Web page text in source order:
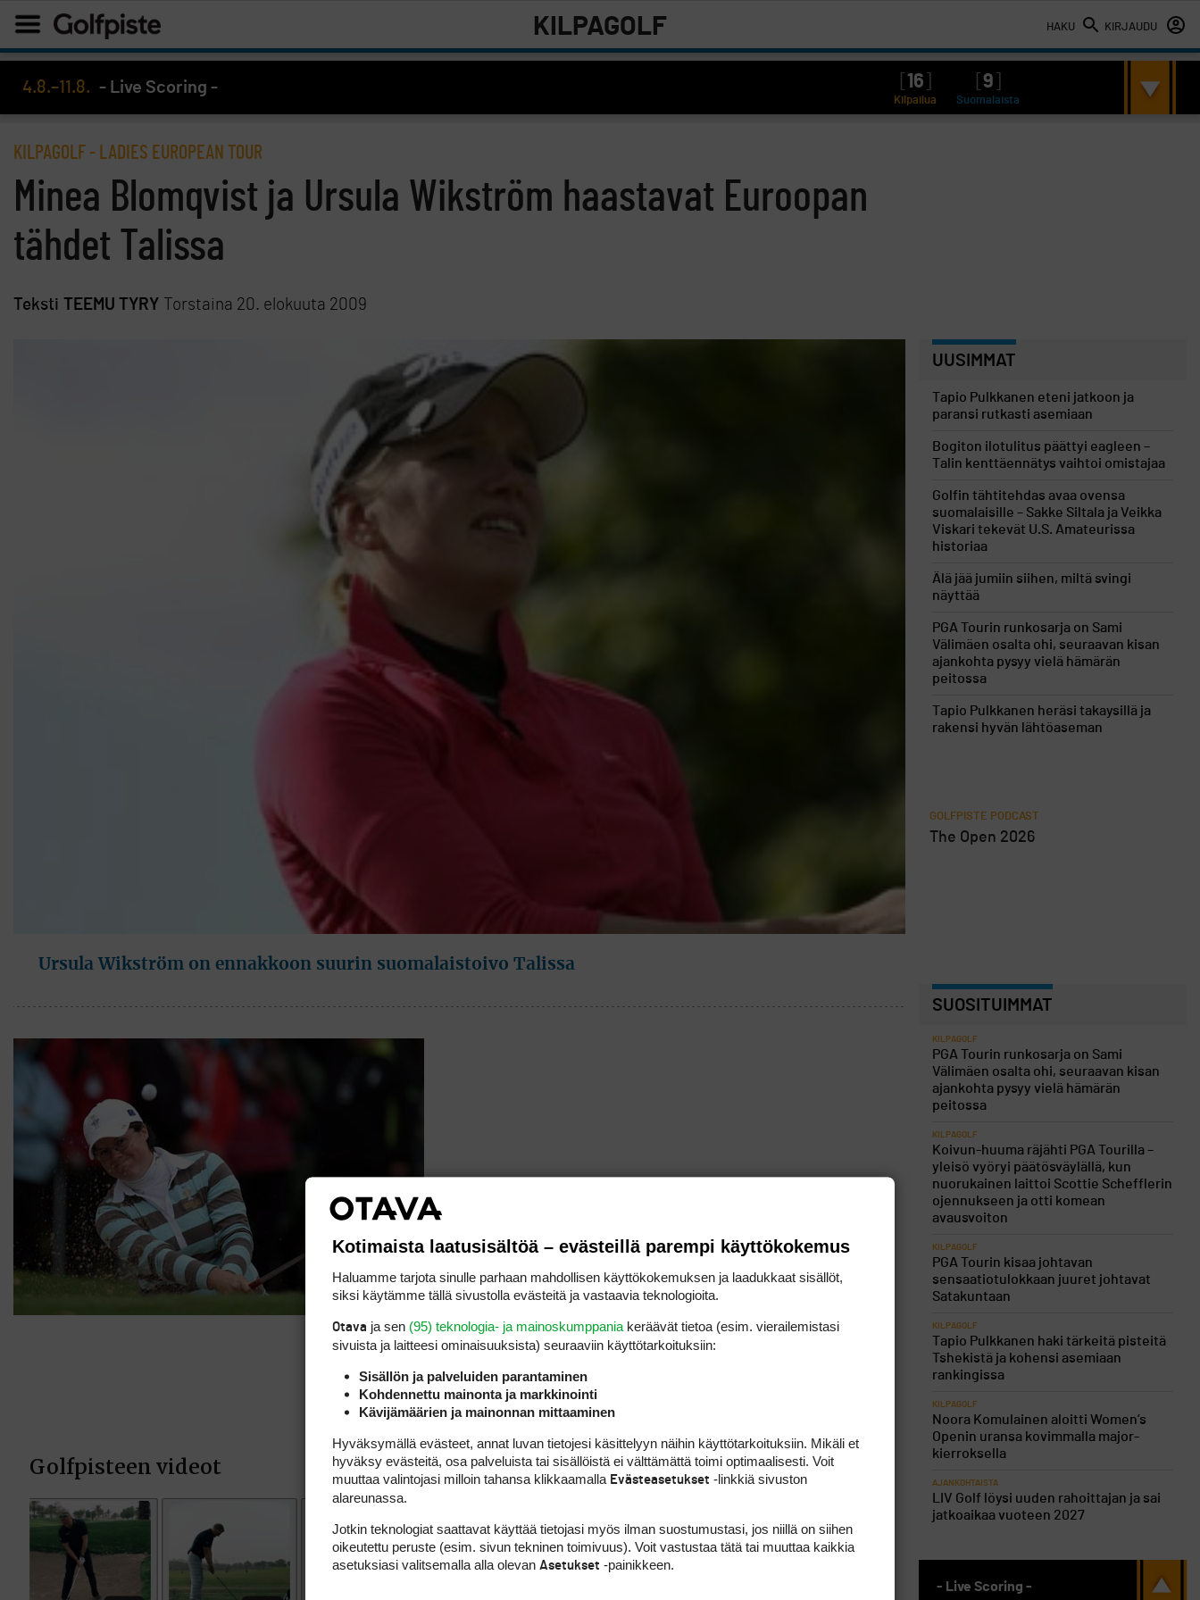
HAKU KIRJAUDU
KILPAGOLF
4.8.–11.8. - Live Scoring - 16 9
Kilpailua Suomalaista
KILPAGOLF - LADIES EUROPEAN TOUR
Minea Blomqvist ja Ursula Wikström haastavat Euroopan
tähdet Talissa
Teksti TEEMU TYRY Torstaina 20. elokuuta 2009
Ursula Wikström on ennakkoon suurin suomalaistoivo Talissa
UUSIMMAT
Tapio Pulkkanen eteni jatkoon ja
paransi rutkasti asemiaan
Bogiton ilotulitus päättyi eagleen –
Talin kenttäennätys vaihtoi omistajaa
Golfin tähtitehdas avaa ovensa
suomalaisille – Sakke Siltala ja Veikka
Viskari tekevät U.S. Amateurissa
historiaa
Älä jää jumiin siihen, miltä svingi
näyttää
PGA Tourin runkosarja on Sami
Välimäen osalta ohi, seuraavan kisan
ajankohta pysyy vielä hämärän
peitossa
Tapio Pulkkanen heräsi takaysillä ja
rakensi hyvän lähtöaseman
GOLFPISTE PODCAST
The Open 2026
SUOSITUIMMAT
KILPAGOLF
PGA Tourin runkosarja on Sami
Välimäen osalta ohi, seuraavan kisan
ajankohta pysyy vielä hämärän
peitossa
KILPAGOLF
Koivun-huuma räjähti PGA Tourilla –
yleisö vyöryi päätösväylällä, kun
nuorukainen laittoi Scottie Schefflerin
ojennukseen ja otti komean
avausvoiton
KILPAGOLF
PGA Tourin kisaa johtavan
sensaatiotulokkaan juuret johtavat
Satakuntaan
KILPAGOLF
Tapio Pulkkanen haki tärkeitä pisteitä
Tshekistä ja kohensi asemiaan
rankingissa
KILPAGOLF
Noora Komulainen aloitti Women’s
Openin uransa kovimmalla major-
kierroksella
AJANKOHTAISTA
LIV Golf löysi uuden rahoittajan ja sai
jatkoaikaa vuoteen 2027
- Live Scoring -
Kotimaista laatusisältöä – evästeillä parempi käyttökokemus
Haluamme tarjota sinulle parhaan mahdollisen käyttökokemuksen ja laadukkaat sisällöt,
siksi käytämme tällä sivustolla evästeitä ja vastaavia teknologioita.
Otava ja sen (95) teknologia- ja mainoskumppania keräävät tietoa (esim. vierailemis­tasi
sivuista ja laitteesi ominaisuuk­sista) seuraaviin käyttötarkoituksiin:
Sisällön ja palveluiden parantaminen
Kohdennettu mainonta ja markkinointi
Kävijämäärien ja mainonnan mittaaminen
Hyväksymällä evästeet, annat luvan tietojesi käsittelyyn näihin käyttötarkoituksiin. Mikäli et
hyväksy evästeitä, osa palveluista tai sisällöistä ei välttämättä toimi optimaalisesti. Voit
muuttaa valintojasi milloin tahansa klikkaamalla Evästeasetukset -linkkiä sivuston
alareunassa.
Jotkin teknologiat saattavat käyttää tietojasi myös ilman suostumustasi, jos niillä on siihen
oikeutettu peruste (esim. sivun tekninen toimivuus). Voit vastustaa tätä tai muuttaa kaikkia
asetuksiasi valitsemalla alla olevan Asetukset -painikkeen.